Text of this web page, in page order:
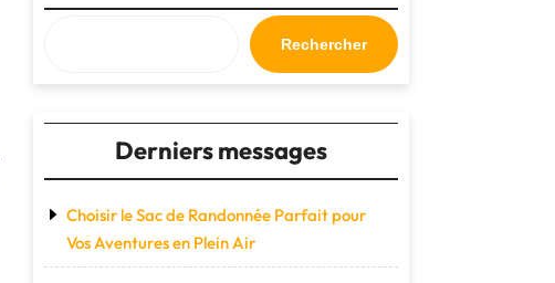
Rechercher
Derniers messages
Choisir le Sac de Randonnée Parfait pour
Vos Aventures en Plein Air